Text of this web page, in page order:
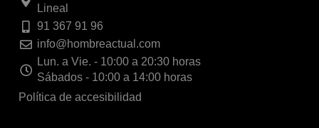
Lineal
91 367 91 96
info@hombreactual.com
Lun. a Vie. - 10:00 a 20:30 horas
Sábados - 10:00 a 14:00 horas
Política de accesibilidad